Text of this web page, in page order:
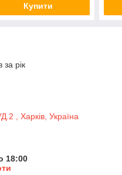
Купити
за рік
, Харків, Україна
18:00